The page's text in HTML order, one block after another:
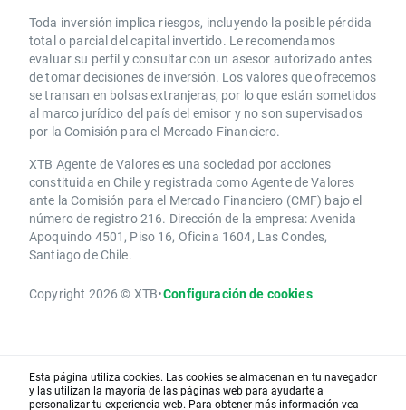
Toda inversión implica riesgos, incluyendo la posible pérdida
total o parcial del capital invertido. Le recomendamos
evaluar su perfil y consultar con un asesor autorizado antes
de tomar decisiones de inversión. Los valores que ofrecemos
se transan en bolsas extranjeras, por lo que están sometidos
al marco jurídico del país del emisor y no son supervisados
por la Comisión para el Mercado Financiero.
XTB Agente de Valores es una sociedad por acciones
constituida en Chile y registrada como Agente de Valores
ante la Comisión para el Mercado Financiero (CMF) bajo el
número de registro 216. Dirección de la empresa: Avenida
Apoquindo 4501, Piso 16, Oficina 1604, Las Condes,
Santiago de Chile.
Copyright 2026 © XTB•Configuración de cookies
Esta página utiliza cookies. Las cookies se almacenan en tu navegador
y las utilizan la mayoría de las páginas web para ayudarte a
personalizar tu experiencia web. Para obtener más información vea